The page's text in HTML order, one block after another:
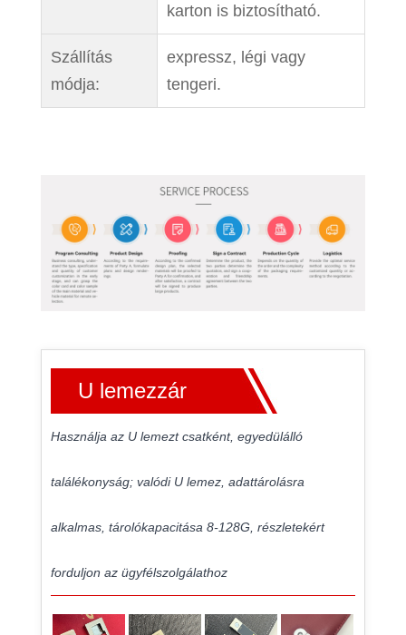
karton is biztosítható.
Szállítás
módja:
expressz, légi vagy
tengeri.
U lemezzár
Használja az U lemezt csatként, egyedülálló
találékonyság; valódi U lemez, adattárolásra
alkalmas, tárolókapacitása 8-128G, részletekért
forduljon az ügyfélszolgálathoz